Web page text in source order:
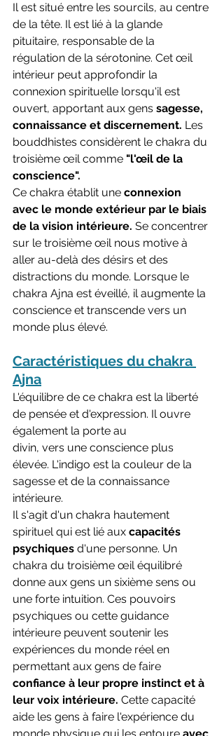
Il est situé entre les sourcils, au centre
de la tête. Il est lié à la glande
pituitaire, responsable de la
régulation de la sérotonine. Cet œil
intérieur peut approfondir la
connexion spirituelle lorsqu'il est
ouvert, apportant aux gens sagesse,
connaissance et discernement. Les
bouddhistes considèrent le chakra du
troisième œil comme "l'œil de la
conscience".
Ce chakra établit une connexion
avec le monde extérieur par le biais
de la vision intérieure. Se concentrer
sur le troisième œil nous motive à
aller au-delà des désirs et des
distractions du monde. Lorsque le
chakra Ajna est éveillé, il augmente la
conscience et transcende vers un
monde plus élevé.
Caractéristiques du chakra
Ajna
L'équilibre de ce chakra est la liberté
de pensée et d'expression. Il ouvre
également la porte au
divin, vers une conscience plus
élevée. L'indigo est la couleur de la
sagesse et de la connaissance
intérieure.
Il s'agit d'un chakra hautement
spirituel qui est lié aux capacités
psychiques d'une personne. Un
chakra du troisième œil équilibré
donne aux gens un sixième sens ou
une forte intuition. Ces pouvoirs
psychiques ou cette guidance
intérieure peuvent soutenir les
expériences du monde réel en
permettant aux gens de faire
confiance à leur propre instinct et à
leur voix intérieure. Cette capacité
aide les gens à faire l'expérience du